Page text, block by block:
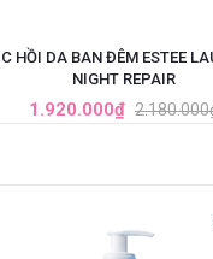
HỒI DA BAN ĐÊM ESTEE
NIGHT REPAIR
1.920.000₫